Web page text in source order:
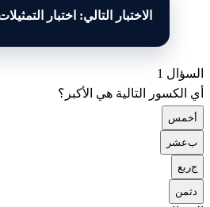
الاختبار التالي: اختبار
السؤال 1
أي الكسور التالية هي الأكبر؟
خمس
بعشر
جربع
ثمن